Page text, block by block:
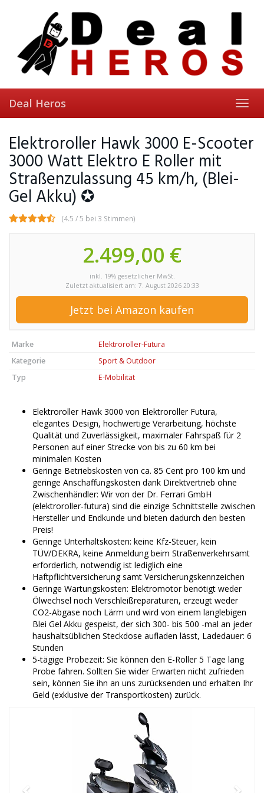
Deal Heros
Elektroroller Hawk 3000 E-Scooter
3000 Watt Elektro E Roller mit
Straßenzulassung 45 km/h, (Blei-
Gel Akku) ✪
(4.5 / 5 bei 3 Stimmen)
2.499,00 €
inkl. 19% gesetzlicher MwSt.
Zuletzt aktualisiert am: 7. August 2026 20:33
Jetzt bei Amazon kaufen
Marke
Elektroroller-Futura
Kategorie
Sport & Outdoor
Typ
E-Mobilität
Elektroroller Hawk 3000 von Elektroroller Futura,
elegantes Design, hochwertige Verarbeitung, höchste
Qualität und Zuverlässigkeit, maximaler Fahrspaß für 2
Personen auf einer Strecke von bis zu 60 km bei
minimalen Kosten
Geringe Betriebskosten von ca. 85 Cent pro 100 km und
geringe Anschaffungskosten dank Direktvertrieb ohne
Zwischenhändler: Wir von der Dr. Ferrari GmbH
(elektroroller-futura) sind die einzige Schnittstelle zwischen
Hersteller und Endkunde und bieten dadurch den besten
Preis!
Geringe Unterhaltskosten: keine Kfz-Steuer, kein
TÜV/DEKRA, keine Anmeldung beim Straßenverkehrsamt
erforderlich, notwendig ist lediglich eine
Haftpflichtversicherung samt Versicherungskennzeichen
Geringe Wartungskosten: Elektromotor benötigt weder
Ölwechsel noch Verschleißreparaturen, erzeugt weder
CO2-Abgase noch Lärm und wird von einem langlebigen
Blei Gel Akku gespeist, der sich 300- bis 500 -mal an jeder
haushaltsüblichen Steckdose aufladen lässt, Ladedauer: 6
Stunden
5-tägige Probezeit: Sie können den E-Roller 5 Tage lang
Probe fahren. Sollten Sie wider Erwarten nicht zufrieden
sein, können Sie ihn an uns zurücksenden und erhalten Ihr
Geld (exklusive der Transportkosten) zurück.